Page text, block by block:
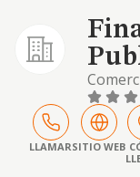
obras
LLAMARSITIO WEB